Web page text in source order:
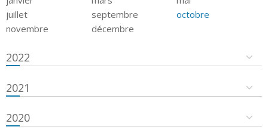
juillet
septembre
octobre
novembre
décembre
2022
2021
2020